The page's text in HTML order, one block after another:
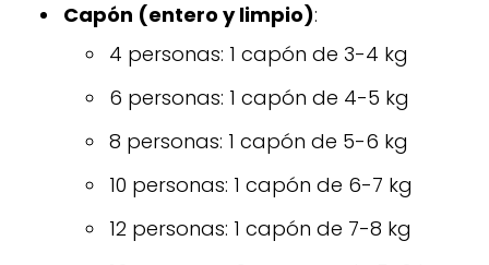
Capón (entero y limpio):
4 personas: 1 capón de 3-4 kg
6 personas: 1 capón de 4-5 kg
8 personas: 1 capón de 5-6 kg
10 personas: 1 capón de 6-7 kg
12 personas: 1 capón de 7-8 kg